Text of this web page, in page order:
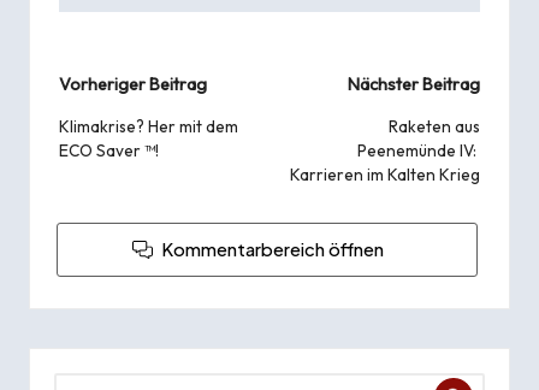
Beitragsnavigation
Vorheriger Beitrag
Klimakrise? Her mit dem
ECO Saver ™!
Nächster Beitrag
Raketen aus
Peenemünde IV:
Karrieren im Kalten Krieg
Kommentarbereich öffnen